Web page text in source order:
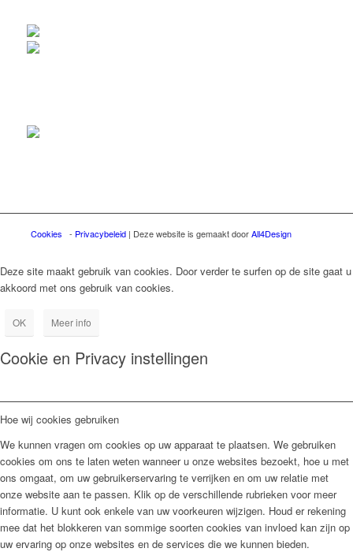
Cookies - Privacybeleid| Deze website is gemaakt doorAll4Design
Deze site maakt gebruik van cookies. Door verder te surfen op de site gaat u
akkoord met ons gebruik van cookies.
OK Meer info
Cookie en Privacy instellingen
Hoe wij cookies gebruiken
We kunnen vragen om cookies op uw apparaat te plaatsen. We gebruiken
cookies om ons te laten weten wanneer u onze websites bezoekt, hoe u met
ons omgaat, om uw gebruikerservaring te verrijken en om uw relatie met
onze website aan te passen. Klik op de verschillende rubrieken voor meer
informatie. U kunt ook enkele van uw voorkeuren wijzigen. Houd er rekening
mee dat het blokkeren van sommige soorten cookies van invloed kan zijn op
uw ervaring op onze websites en de services die we kunnen bieden.